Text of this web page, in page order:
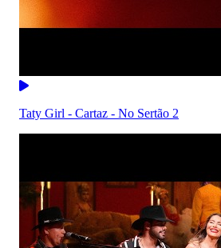
Taty Girl - Cartaz - No Sertão 2